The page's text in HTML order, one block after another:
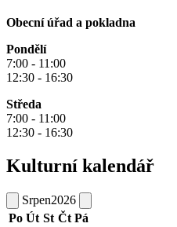
Obecní úřad a pokladna
Pondělí
7:00 - 11:00
12:30 - 16:30
Středa
7:00 - 11:00
12:30 - 16:30
Kulturní kalendář
Srpen2026
Po Út St Čt Pá